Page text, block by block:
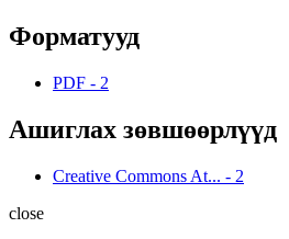
Форматууд
PDF - 2
Ашиглах зөвшөөрлүүд
Creative Commons At... - 2
close